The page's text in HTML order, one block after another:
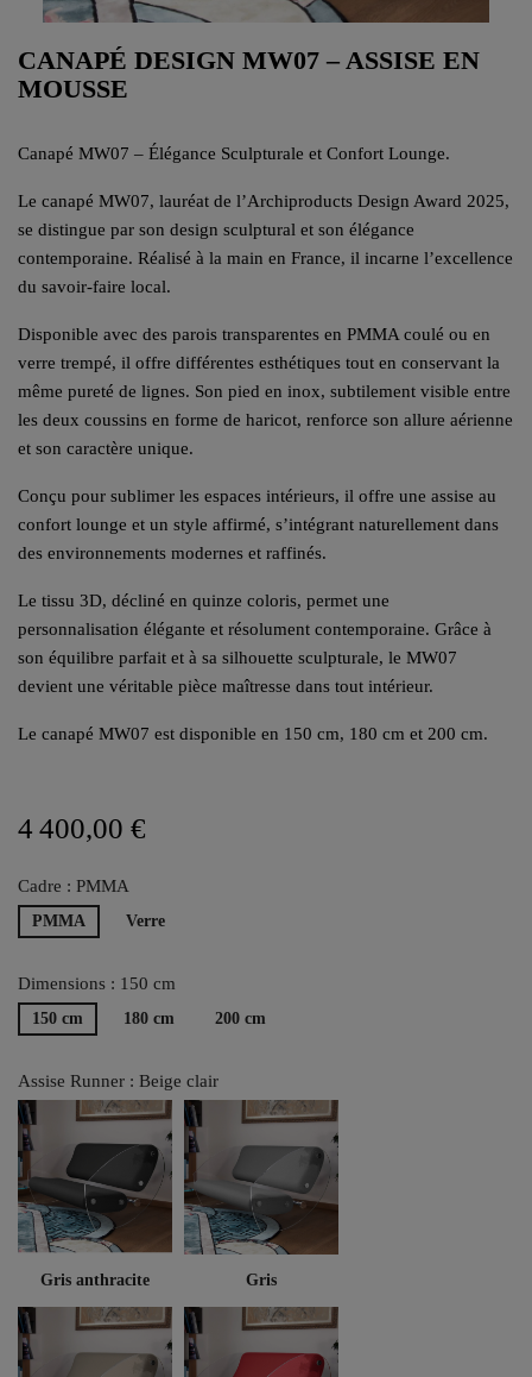
CANAPÉ DESIGN MW07 – ASSISE EN
MOUSSE
Canapé MW07 – Élégance Sculpturale et Confort Lounge.
Le canapé MW07, lauréat de l’Archiproducts Design Award 2025,
se distingue par son design sculptural et son élégance
contemporaine. Réalisé à la main en France, il incarne l’excellence
du savoir-faire local.
Disponible avec des parois transparentes en PMMA coulé ou en
verre trempé, il offre différentes esthétiques tout en conservant la
même pureté de lignes. Son pied en inox, subtilement visible entre
les deux coussins en forme de haricot, renforce son allure aérienne
et son caractère unique.
Conçu pour sublimer les espaces intérieurs, il offre une assise au
confort lounge et un style affirmé, s’intégrant naturellement dans
des environnements modernes et raffinés.
Le tissu 3D, décliné en quinze coloris, permet une
personnalisation élégante et résolument contemporaine. Grâce à
son équilibre parfait et à sa silhouette sculpturale, le MW07
devient une véritable pièce maîtresse dans tout intérieur.
Le canapé MW07 est disponible en 150 cm, 180 cm et 200 cm.
4 400,00 €
Cadre : PMMA
PMMA Verre
Dimensions : 150 cm
150 cm 180 cm 200 cm
Assise Runner : Beige clair
Gris anthracite Gris